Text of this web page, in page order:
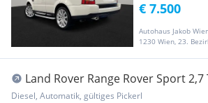
Autohaus Jakob
1230 Wien, 23.
€ 7.500
Land Rover Range Rover Sport 2,7
Diesel, Automatik, gültiges Pickerl